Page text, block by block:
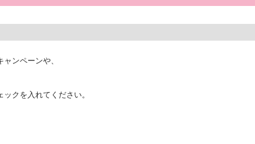
ンペーンや、
ックを入れてください。